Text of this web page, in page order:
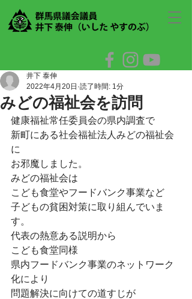
みどの福祉会を訪問
井下 泰伸
2022年4月20日 読了時間: 1分
健康福祉常任委員会の県内調査で
新町にある社会福祉法人みどの福祉会
に
お邪魔しました。
みどの福祉会は
こども食堂やフードバンク事業など
子どもの貧困対策に取り組んでいま
す。
代表の熱意ある説明から
こども食堂同様
県内フードバンク事業のネットワーク
化により
問題解決に向けての道すじが